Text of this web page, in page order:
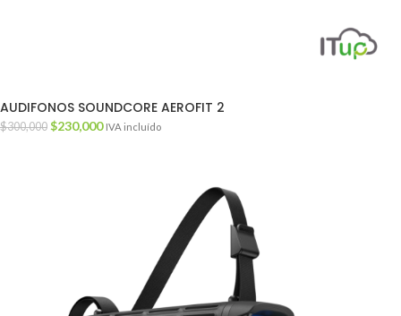
AUDIFONOS SOUNDCORE AEROFIT 2
$300,000 $230,000 IVA incluído